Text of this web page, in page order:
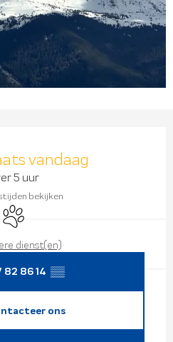
en
vandaag
5 uur
bekijken
Dieren toegelaten
dienst(en)
82 86 14 ▒▒
ons